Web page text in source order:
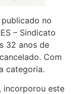
no
– Sindicato
32 anos de
Com
categoria.
incorporou este